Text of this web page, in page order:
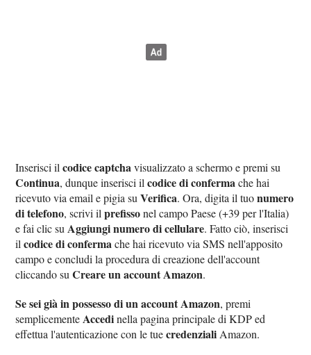
Inserisci ilcodice captchavisualizzato a schermo e premi su
Continua, dunque inserisci ilcodice di confermache hai
ricevuto via email e pigia suVerifica. Ora, digita il tuonumero
di telefono, scrivi ilprefissonel campo Paese (+39 per l'Italia)
e fai clic suAggiungi numero di cellulare. Fatto ciò, inserisci
ilcodice di confermache hai ricevuto via SMS nell'apposito
campo e concludi la procedura di creazione dell'account
cliccando suCreare un account Amazon.
Se sei già in possesso di un account Amazon, premi
semplicementeAccedinella pagina principale di KDP ed
effettua l'autenticazione con le tuecredenzialiAmazon.